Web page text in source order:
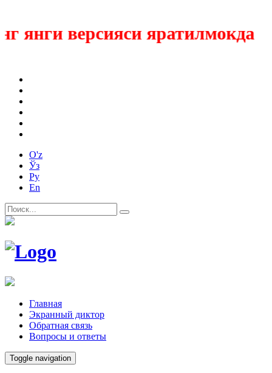
версияси яратилмокда
O'z
Ўз
Ру
En
Главная
Экранный диктор
Обратная связь
Вопросы и ответы
Toggle navigation